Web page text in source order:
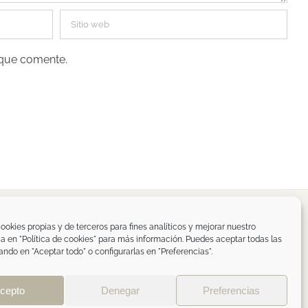
propias y de terceros para fines analíticos y mejorar nuestro
en "Política de cookies" para más información. Puedes aceptar todas las
en "Aceptar todo" o configurarlas en "Preferencias".
Denegar Preferencias
comente.
privacidad RRSS ÁREA PROFESIONAL